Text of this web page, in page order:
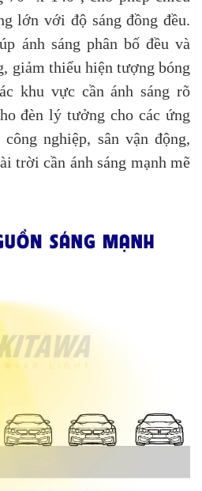
lớn với độ sáng đồng đều.
ánh sáng phân bố đều và
giảm thiểu hiện tượng bóng
khu vực cần ánh sáng rõ
đèn lý tưởng cho các ứng
nghiệp, sân vận động,
trời cần ánh sáng mạnh mẽ